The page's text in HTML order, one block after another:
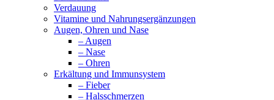
Verdauung
Vitamine und Nahrungsergänzungen
Augen, Ohren und Nase
– Augen
– Nase
– Ohren
Erkältung und Immunsystem
– Fieber
– Halsschmerzen